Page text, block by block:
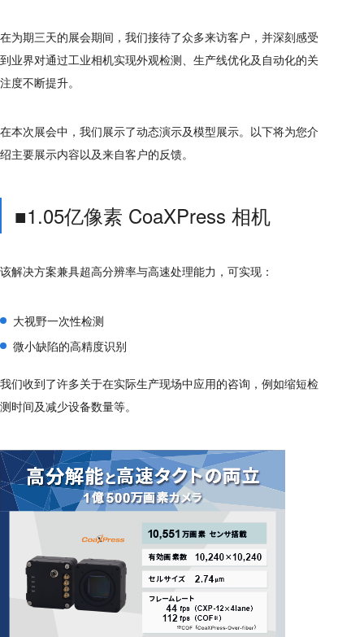
在为期三天的展会期间，我们接待了众多来访客户，并深刻感受
到业界对通过工业相机实现外观检测、生产线优化及自动化的关
注度不断提升。
在本次展会中，我们展示了动态演示及模型展示。以下将为您介
绍主要展示内容以及来自客户的反馈。
■1.05亿像素 CoaXPress 相机
该解决方案兼具超高分辨率与高速处理能力，可实现：
大视野一次性检测
微小缺陷的高精度识别
我们收到了许多关于在实际生产现场中应用的咨询，例如缩短检
测时间及减少设备数量等。